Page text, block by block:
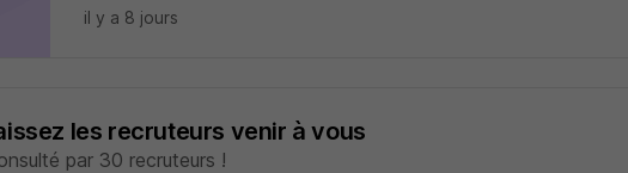
il y a 8 jours
les recruteurs venir à vous
par 30 recruteurs !